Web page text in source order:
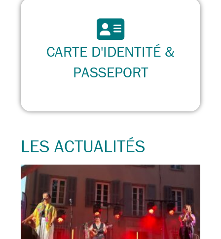
CARTE D'IDENTITÉ &
PASSEPORT
LES ACTUALITÉS